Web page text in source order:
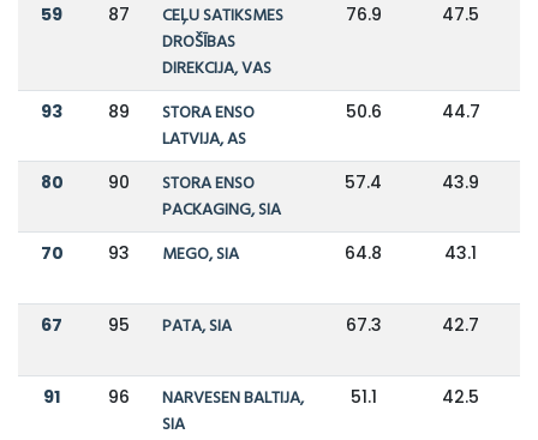
59 87
CEĻU SATIKSMES
DROŠĪBAS
DIREKCIJA, VAS
76.9 47.5
93 89
STORA ENSO
LATVIJA, AS
50.6 44.7
80 90
STORA ENSO
PACKAGING, SIA
57.4 43.9
70 93 MEGO, SIA 64.8 43.1
67 95 PATA, SIA 67.3 42.7
91 96
NARVESEN BALTIJA,
SIA
51.1 42.5